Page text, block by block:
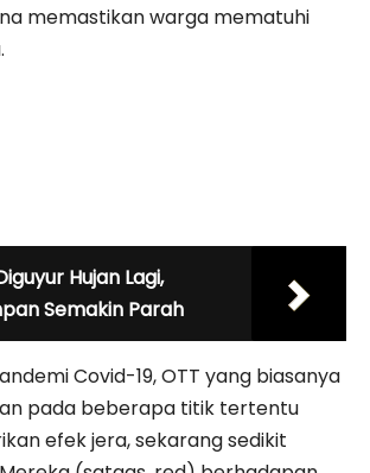
memastikan warga mematuhi
Hujan Lagi,
Semakin Parah
Covid-19, OTT yang biasanya
pada beberapa titik tertentu
efek jera, sekarang sedikit